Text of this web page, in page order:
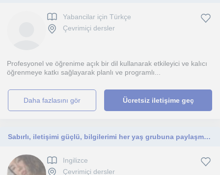
Yabancilar için Türkçe
Çevrimiçi dersler
Profesyonel ve öğrenime açık bir dil kullanarak etkileyici ve kalıcı
öğrenmeye katkı sağlayarak planlı ve programlı...
daha fazlasını gör Ücretsiz iletişime geç
Sabırlı, iletişimi güçlü, bilgilerimi her yaş grubuna paylaşmaya hazır bir eğitmenim
Ingilizce
Çevrimiçi dersler